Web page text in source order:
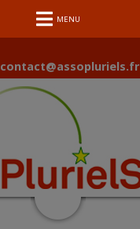
MENU
contact@assopluriels.fr